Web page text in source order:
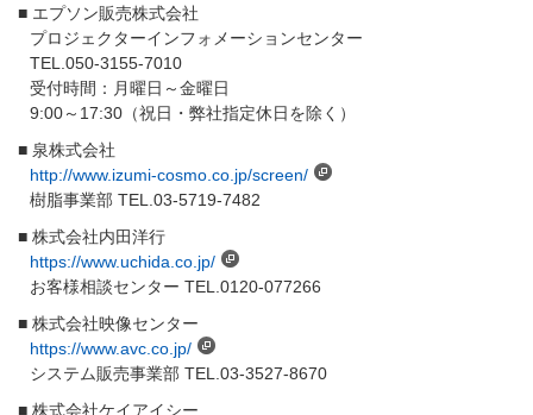
■ エプソン販売株式会社
プロジェクターインフォメーションセンター
TEL.050-3155-7010
受付時間：月曜日～金曜日
9:00～17:30（祝日・弊社指定休日を除く）
■ 泉株式会社
http://www.izumi-cosmo.co.jp/screen/
樹脂事業部 TEL.03-5719-7482
■ 株式会社内田洋行
https://www.uchida.co.jp/
お客様相談センター TEL.0120-077266
■ 株式会社映像センター
https://www.avc.co.jp/
システム販売事業部 TEL.03-3527-8670
■ 株式会社ケイアイシー